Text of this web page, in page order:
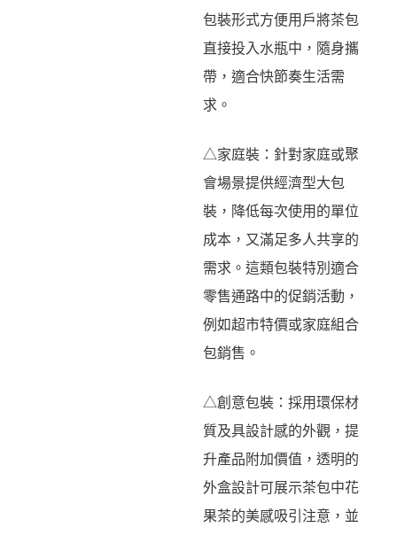
包裝形式方便用戶將茶包
直接投入水瓶中，隨身攜
帶，適合快節奏生活需
求。
△家庭裝：針對家庭或聚
會場景提供經濟型大包
裝，降低每次使用的單位
成本，又滿足多人共享的
需求。這類包裝特別適合
零售通路中的促銷活動，
例如超市特價或家庭組合
包銷售。
△創意包裝：採用環保材
質及具設計感的外觀，提
升產品附加價值，透明的
外盒設計可展示茶包中花
果茶的美感吸引注意，並